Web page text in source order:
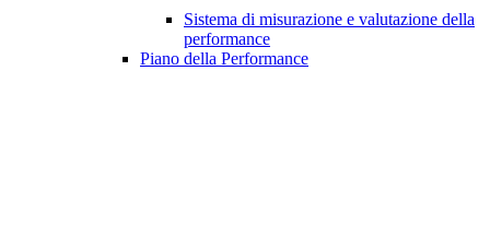
Sistema di misurazione e valutazione della
performance
Piano della Performance